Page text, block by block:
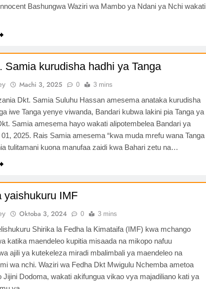
Bashungwa Waziri wa Mambo ya Ndani ya Nchi wakati
Samia kurudisha hadhi ya Tanga
Machi 3, 2025 0 3 mins
Dkt. Samia Suluhu Hassan amesema anataka kurudisha
iwe Tanga yenye viwanda, Bandari kubwa lakini pia Tanga ya
Samia amesema hayo wakati alipotembelea Bandari ya
2025. Rais Samia amesema “kwa muda mrefu wana Tanga
tulitamani kuona manufaa zaidi kwa Bahari zetu na…
yaishukuru IMF
Oktoba 3, 2024 0 3 mins
Shirika la Fedha la Kimataifa (IMF) kwa mchango
katika maendeleo kupitia misaada na mikopo nafuu
ajili ya kutekeleza miradi mbalimbali ya maendeleo na
wa nchi. Waziri wa Fedha Dkt Mwigulu Nchemba ametoa
Jijini Dodoma, wakati akifungua vikao vya majadiliano kati ya